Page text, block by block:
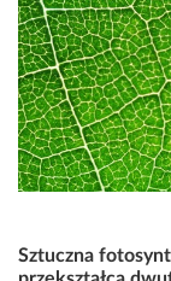
Sztuczna